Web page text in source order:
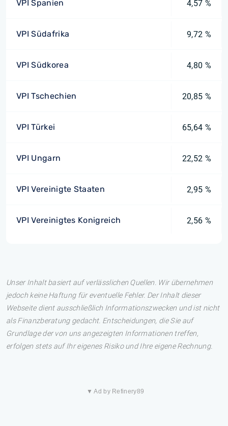
VPI Spanien 4,57 %
VPI Südafrika 9,72 %
VPI Südkorea 4,80 %
VPI Tschechien 20,85 %
VPI Türkei 65,64 %
VPI Ungarn 22,52 %
VPI Vereinigte Staaten 2,95 %
VPI Vereinigtes Konigreich 2,56 %
Unser Inhalt basiert auf verlässlichen Quellen. Wir übernehmen
jedoch keine Haftung für eventuelle Fehler. Der Inhalt dieser
Webseite dient ausschließlich Informationszwecken und ist nicht
als Finanzberatung gedacht. Entscheidungen, die Sie auf
Grundlage der von uns angezeigten Informationen treffen,
erfolgen stets auf Ihr eigenes Risiko und Ihre eigene Rechnung.
▼ Ad by Refinery89